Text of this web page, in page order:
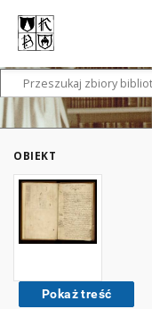
OBIEKT
Pokaż treść